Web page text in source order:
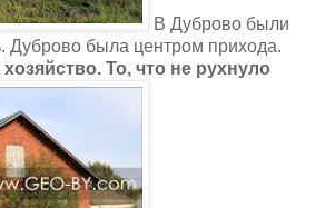
В Дуброво были
Дуброво была центром прихода.
То, что не рухнуло